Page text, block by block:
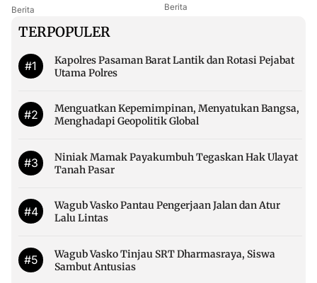
Berita Berita
TERPOPULER
#1
Kapolres Pasaman Barat Lantik dan Rotasi Pejabat
Utama Polres
#2
Menguatkan Kepemimpinan, Menyatukan Bangsa,
Menghadapi Geopolitik Global
#3
Niniak Mamak Payakumbuh Tegaskan Hak Ulayat
Tanah Pasar
#4
Wagub Vasko Pantau Pengerjaan Jalan dan Atur
Lalu Lintas
#5
Wagub Vasko Tinjau SRT Dharmasraya, Siswa
Sambut Antusias